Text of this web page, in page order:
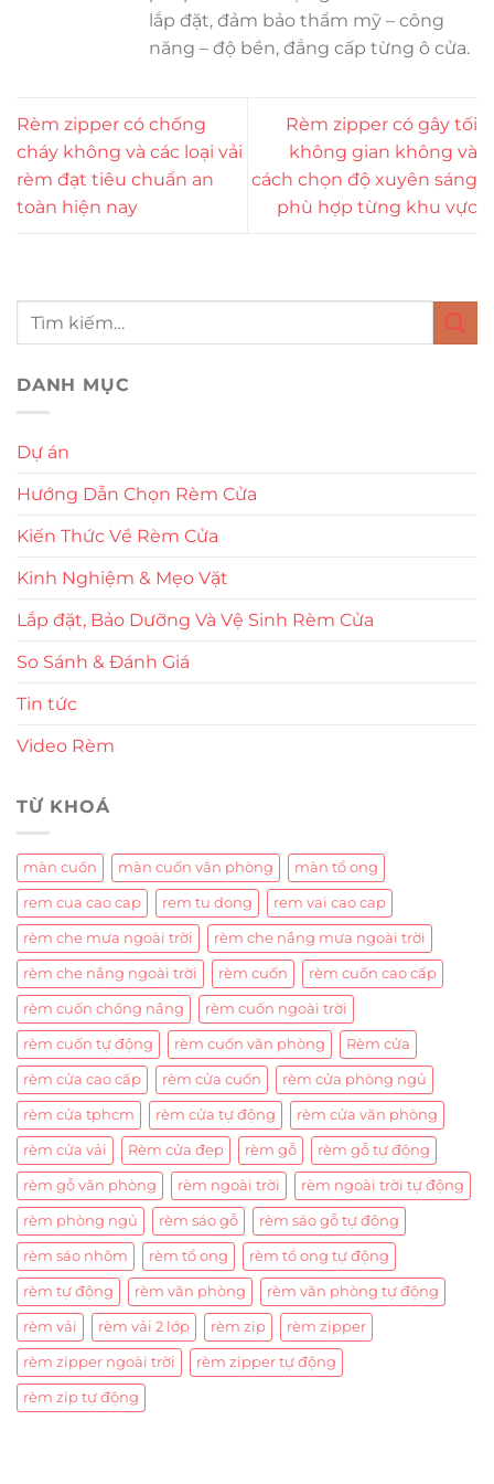
lắp đặt, đảm bảo thẩm mỹ – công
năng – độ bền, đẳng cấp từng ô cửa.
Rèm zipper có chống
cháy không và các loại vải
rèm đạt tiêu chuẩn an
toàn hiện nay
Rèm zipper có gây tối
không gian không và
cách chọn độ xuyên sáng
phù hợp từng khu vực
DANH MỤC
Dự án
Hướng Dẫn Chọn Rèm Cửa
Kiến Thức Về Rèm Cửa
Kinh Nghiệm & Mẹo Vặt
Lắp đặt, Bảo Dưỡng Và Vệ Sinh Rèm Cửa
So Sánh & Đánh Giá
Tin tức
Video Rèm
TỪ KHOÁ
màn cuốn màn cuốn văn phòng màn tổ ong
rem cua cao cap rem tu dong rem vai cao cap
rèm che mưa ngoài trời rèm che nắng mưa ngoài trời
rèm che nắng ngoài trời rèm cuốn rèm cuốn cao cấp
rèm cuốn chống nắng rèm cuốn ngoài trời
rèm cuốn tự động rèm cuốn văn phòng Rèm cửa
rèm cửa cao cấp rèm cửa cuốn rèm cửa phòng ngủ
rèm cửa tphcm rèm cửa tự động rèm cửa văn phòng
rèm cửa vải Rèm cửa đẹp rèm gỗ rèm gỗ tự động
rèm gỗ văn phòng rèm ngoài trời rèm ngoài trời tự động
rèm phòng ngủ rèm sáo gỗ rèm sáo gỗ tự động
rèm sáo nhôm rèm tổ ong rèm tổ ong tự động
rèm tự động rèm văn phòng rèm văn phòng tự động
rèm vải rèm vải 2 lớp rèm zip rèm zipper
rèm zipper ngoài trời rèm zipper tự động
rèm zip tự động